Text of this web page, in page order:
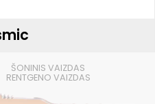
ŠONINIS VAIZDAS
RENTGENO VAIZDAS